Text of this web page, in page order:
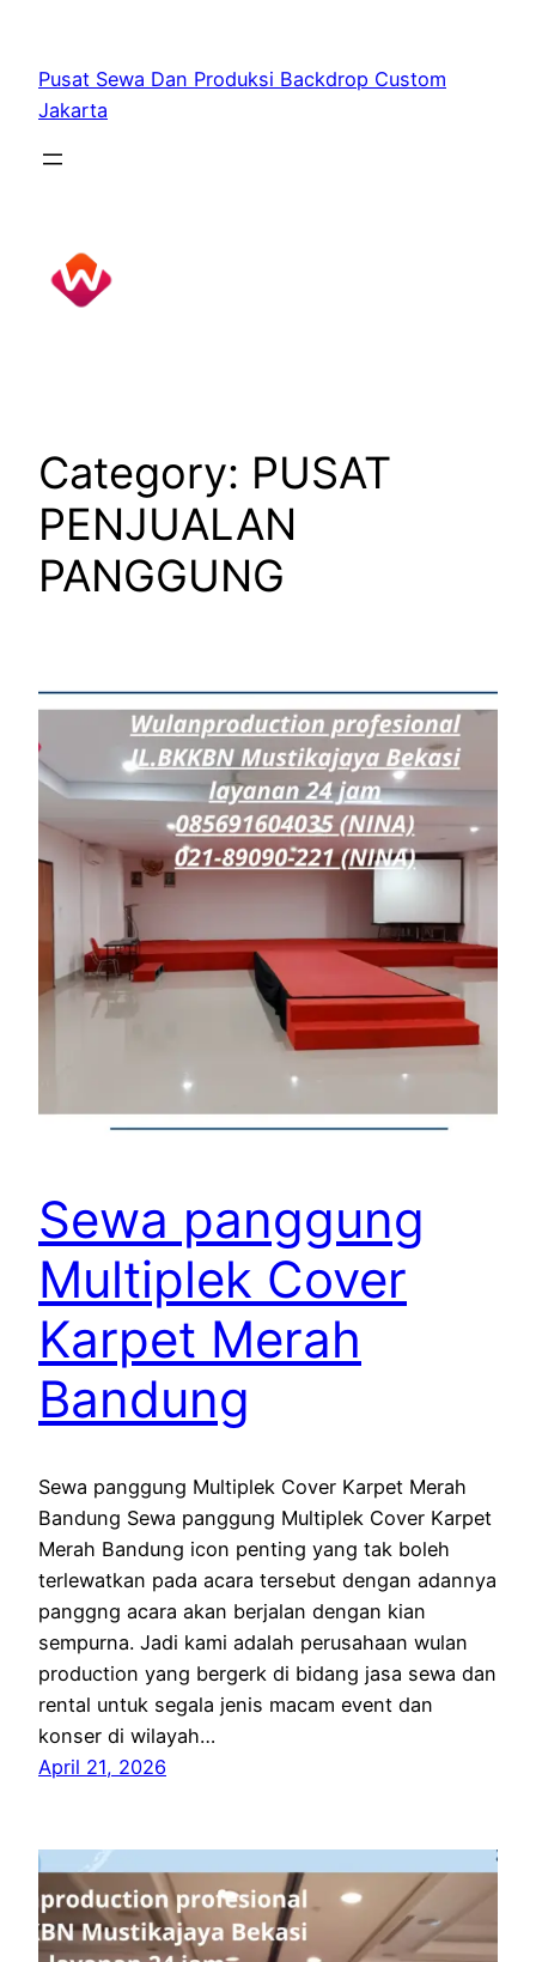
content
Pusat Sewa Dan Produksi Backdrop Custom
Jakarta
Category: PUSAT
PENJUALAN
PANGGUNG
Sewa panggung
Multiplek Cover
Karpet Merah
Bandung
Sewa panggung Multiplek Cover Karpet Merah
Bandung Sewa panggung Multiplek Cover Karpet
Merah Bandung icon penting yang tak boleh
terlewatkan pada acara tersebut dengan adannya
panggng acara akan berjalan dengan kian
sempurna. Jadi kami adalah perusahaan wulan
production yang bergerk di bidang jasa sewa dan
rental untuk segala jenis macam event dan
konser di wilayah…
April 21, 2026